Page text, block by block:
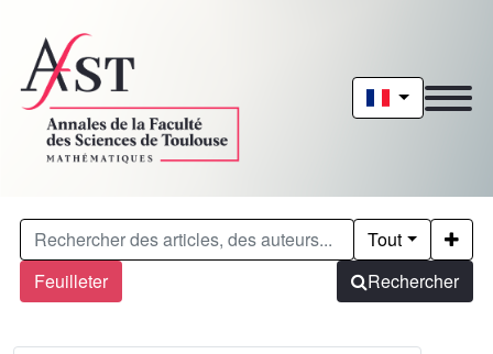
Feuilleter
Tout
Rechercher